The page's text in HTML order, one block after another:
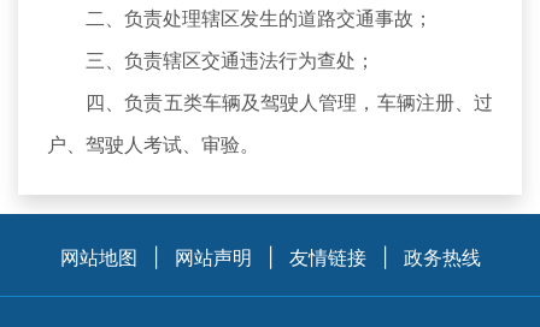
二、负责处理辖区发生的道路交通事故；
三、负责辖区交通违法行为查处；
四、负责五类车辆及驾驶人管理，车辆注册、过
户、驾驶人考试、审验。
网站地图 网站声明 友情链接 政务热线